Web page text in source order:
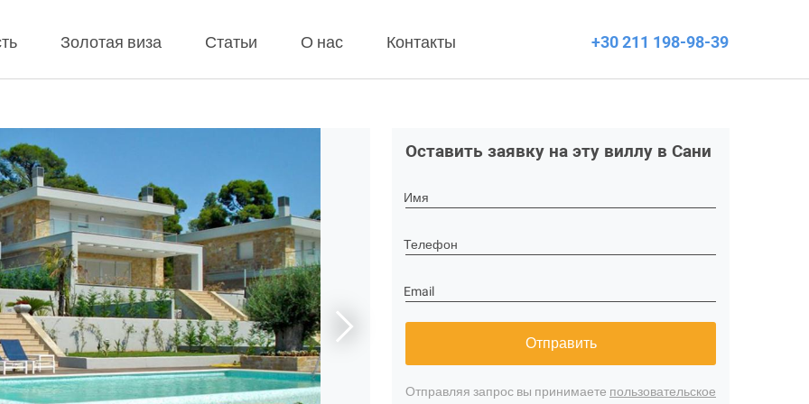
Золотая виза Статьи О нас Контакты +30 211 198-98-39
Оставить заявку на эту виллу в Сани
Имя
Телефон
Email
Отправить
Отправляя запрос вы принимаете пользовательское